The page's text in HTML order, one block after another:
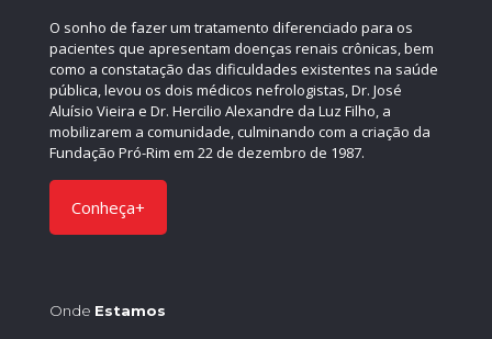
O sonho de fazer um tratamento diferenciado para os
pacientes que apresentam doenças renais crônicas, bem
como a constatação das dificuldades existentes na saúde
pública, levou os dois médicos nefrologistas, Dr. José
Aluísio Vieira e Dr. Hercilio Alexandre da Luz Filho, a
mobilizarem a comunidade, culminando com a criação da
Fundação Pró-Rim em 22 de dezembro de 1987.
Conheça+
Onde Estamos